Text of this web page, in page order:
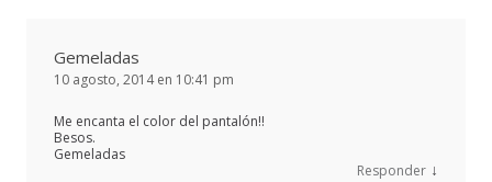
Gemeladas
10 agosto, 2014 en 10:41 pm
Me encanta el color del pantalón!!
Besos.
Gemeladas
Responder ↓